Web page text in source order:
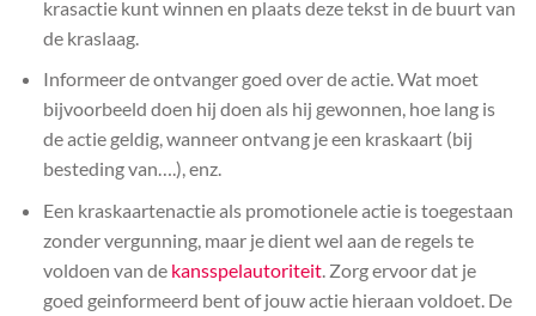
krasactie kunt winnen en plaats deze tekst in de buurt van
de kraslaag.
Informeer de ontvanger goed over de actie. Wat moet
bijvoorbeeld doen hij doen als hij gewonnen, hoe lang is
de actie geldig, wanneer ontvang je een kraskaart (bij
besteding van….), enz.
Een kraskaartenactie als promotionele actie is toegestaan
zonder vergunning, maar je dient wel aan de regels te
voldoen van de kansspelautoriteit. Zorg ervoor dat je
goed geinformeerd bent of jouw actie hieraan voldoet. De